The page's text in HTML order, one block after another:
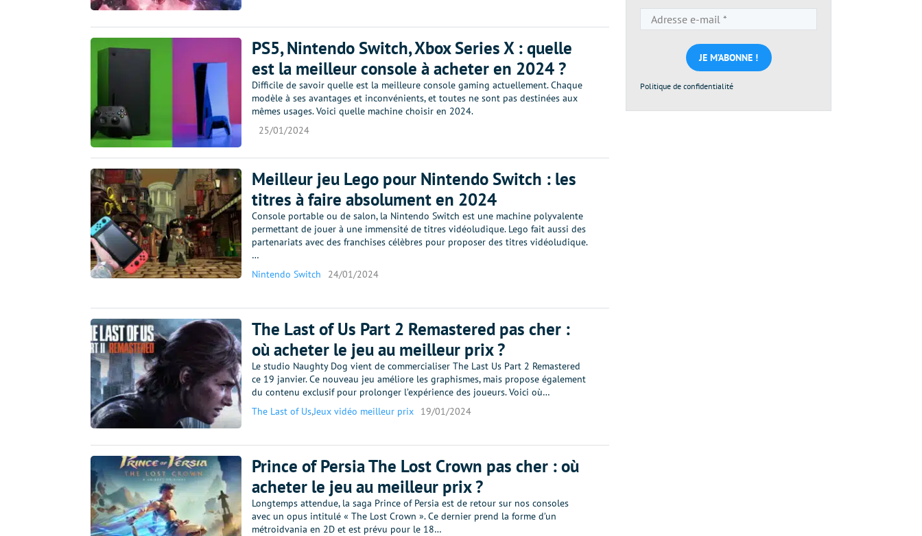
PS5, Nintendo Switch, Xbox Series X : quelle
est la meilleur console à acheter en 2024 ?
Difficile de savoir quelle est la meilleure console gaming actuellement. Chaque
modèle à ses avantages et inconvénients, et toutes ne sont pas destinées aux
mêmes usages. Voici quelle machine choisir en 2024.
25/01/2024
Meilleur jeu Lego pour Nintendo Switch : les
titres à faire absolument en 2024
Console portable ou de salon, la Nintendo Switch est une machine polyvalente
permettant de jouer à une immensité de titres vidéoludique. Lego fait aussi des
partenariats avec des franchises célèbres pour proposer des titres vidéoludique.
…
Nintendo Switch
24/01/2024
The Last of Us Part 2 Remastered pas cher :
où acheter le jeu au meilleur prix ?
Le studio Naughty Dog vient de commercialiser The Last Us Part 2 Remastered
ce 19 janvier. Ce nouveau jeu améliore les graphismes, mais propose également
du contenu exclusif pour prolonger l’expérience des joueurs. Voici où…
The Last of Us,Jeux vidéo meilleur prix 19/01/2024
Prince of Persia The Lost Crown pas cher : où
acheter le jeu au meilleur prix ?
Longtemps attendue, la saga Prince of Persia est de retour sur nos consoles
avec un opus intitulé « The Lost Crown ». Ce dernier prend la forme d’un
métroidvania en 2D et est prévu pour le 18…
e-
mail
*
Politique de confidentialité